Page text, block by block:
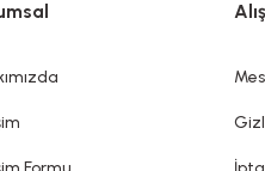
ve/veya vücut
açıklamalar, üretici,
yan etkileri olmadığı anlamını